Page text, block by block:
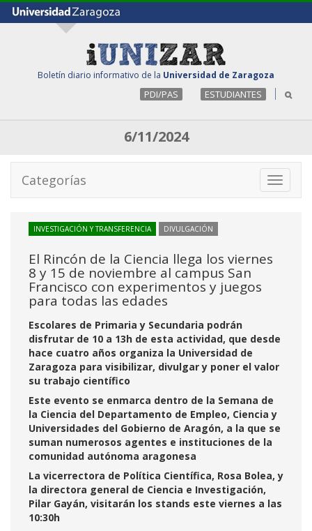
Boletín diario informativo de la Universidad de Zaragoza
PDI/PAS ESTUDIANTES
6/11/2024
Toggle
Categorías
INVESTIGACIÓN Y TRANSFERENCIA DIVULGACIÓN
El Rincón de la Ciencia llega los viernes
8 y 15 de noviembre al campus San
Francisco con experimentos y juegos
para todas las edades
Escolares de Primaria y Secundaria podrán
disfrutar de 10 a 13h de esta actividad, que desde
hace cuatro años organiza la Universidad de
Zaragoza para visibilizar, divulgar y poner el valor
su trabajo científico
Este evento se enmarca dentro de la Semana de
la Ciencia del Departamento de Empleo, Ciencia y
Universidades del Gobierno de Aragón, a la que se
suman numerosos agentes e instituciones de la
comunidad autónoma aragonesa
La vicerrectora de Política Científica, Rosa Bolea, y
la directora general de Ciencia e Investigación,
Pilar Gayán, visitarán los stands este viernes a las
10:30h